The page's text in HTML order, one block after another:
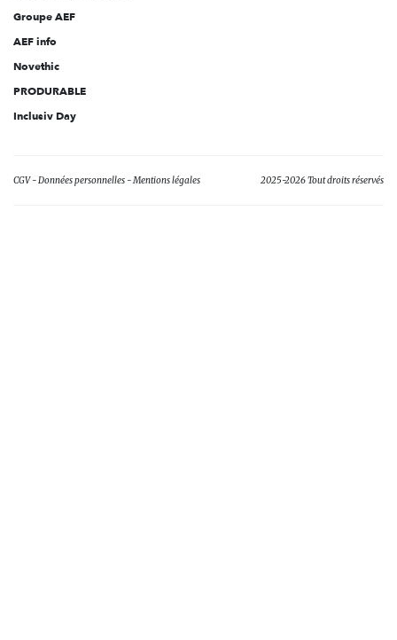
Groupe AEF
AEF info
Novethic
PRODURABLE
Inclusiv Day
CGV Données personnelles Mentions légales 2025-2026 Tout droits réservés